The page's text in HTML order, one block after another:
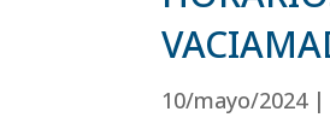
10/mayo/2024|